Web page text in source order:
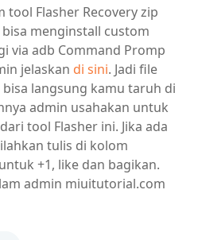
tool Flasher Recovery zip
menginstall custom
via adb Command Promp
jelaskan di sini. Jadi file
langsung kamu taruh di
admin usahakan untuk
tool Flasher ini. Jika ada
tulis di kolom
+1, like dan bagikan.
admin miuitutorial.com